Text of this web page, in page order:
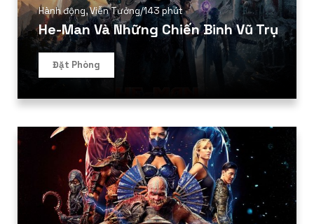
Hành động,Viễn Tưởng/143 phút
He-Man Và Những Chiến Binh Vũ Trụ
Đặt Phòng